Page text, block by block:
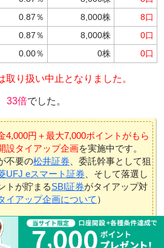
0.87％ 8,000株
8口
0.87％ 8,000株
0口
0.00％ 0株 0口
取り扱い中止となりました。
33倍でした。
4,000円＋最大7,000ポイントがもら
設タイアップ企画を実施中です。
不要の松井証券、委託幹事として狙
UFJ eスマート証券、そして落選し
トが貯まるSBI証券がタイアップ対
イアップ企画について ）